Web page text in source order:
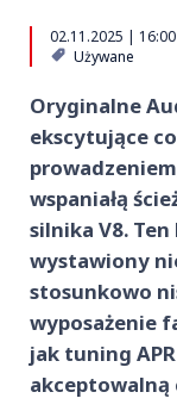
02.11.2025 | 16:00
Używane
Oryginalne
ekscytujące
wspaniałą
silnika V8.
wystawiony
stosunkowo
wyposażenie
jak tuning
akceptowalną